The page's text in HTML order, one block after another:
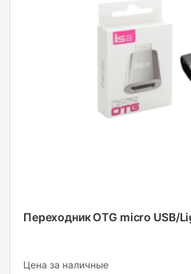
Переходник OTG micro USB/
Цена за наличные